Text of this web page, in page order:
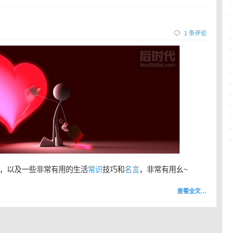
1 条评论
，以及一些非常有用的生活常识技巧和名言，非常有用幺~
查看全文…